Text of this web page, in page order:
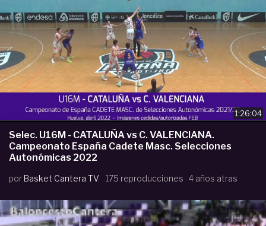
1:26:04
Selec. U16M - CATALUÑA vs C. VALENCIANA.
Campeonato España Cadete Masc. Selecciones
Autonómicas 2022
por Basket Cantera TV 175 reproducciones 4 años atras